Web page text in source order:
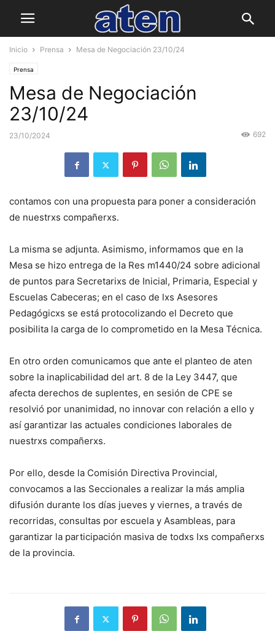
Inicio Prensa Mesa de Negociación 23/10/24
Prensa
Mesa de Negociación
23/10/24
23/10/2024 692
contamos con una propuesta para poner a consideración
de nuestrxs compañerxs.
La misma se adjunta. Asimismo, informamos que en la
Mesa se hizo entrega de la Res m1440/24 sobre adicional
de puntos para Secretarixs de Inicial, Primaria, Especial y
Escuelas Cabeceras; en el caso de lxs Asesores
Pedagógicxs se está protocolizando el Decreto que
posibilita la carga de lo comprometido en la Mesa Técnica.
En otro orden comunicamos que ante el planteo de aten
sobre la inaplicabilidad del art. 8 de la Ley 3447, que
afecta derechos de suplentes, en sesión de CPE se
resolvió por unanimidad, no innovar con relación a ello y
así garantizar las actuales condiciones laborales de
nuestrxs compañerxs.
Por ello, desde la Comisión Directiva Provincial,
convocamos a las Seccionales a realizar la más amplia
difusión durante los días jueves y viernes, a través de
recorridas, consultas por escuela y Asambleas, para
garantizar la participación masiva de todxs lxs compañerxs
de la provincia.